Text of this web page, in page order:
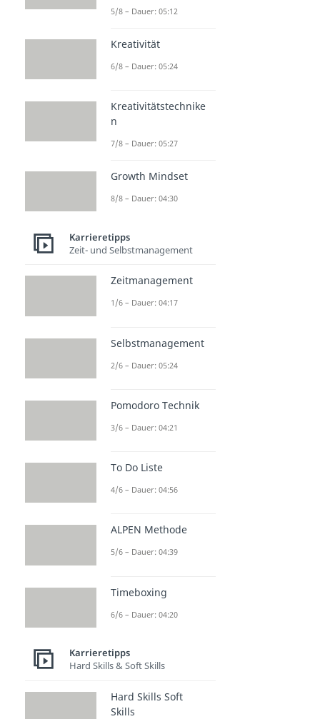
5/8 – Dauer: 05:12
Kreativität
6/8 – Dauer: 05:24
Kreativitätstechnike
n
7/8 – Dauer: 05:27
Growth Mindset
8/8 – Dauer: 04:30
Karrieretipps
Zeit- und Selbstmanagement
Zeitmanagement
1/6 – Dauer: 04:17
Selbstmanagement
2/6 – Dauer: 05:24
Pomodoro Technik
3/6 – Dauer: 04:21
To Do Liste
4/6 – Dauer: 04:56
ALPEN Methode
5/6 – Dauer: 04:39
Timeboxing
6/6 – Dauer: 04:20
Karrieretipps
Hard Skills & Soft Skills
Hard Skills Soft
Skills